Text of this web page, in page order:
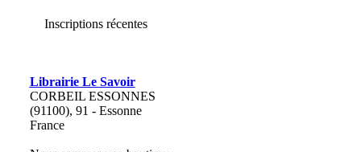
Inscriptions récentes
Librairie Le Savoir
CORBEIL ESSONNES
(91100), 91 - Essonne
France